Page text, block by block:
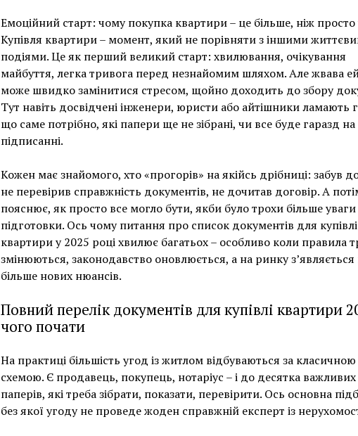
Емоційний старт: чому покупка квартири – це більше, ніж просто
Купівля квартири – момент, який не порівняти з іншими
подіями. Це як перший великий старт: хвилювання, очікування
майбуття, легка тривога перед незнайомим шляхом. Але жвава
може швидко замінитися стресом, щойно доходить до збору
Тут навіть досвідчені інженери, юристи або айтішники ламають
що саме потрібно, які папери ще не зібрані, чи все буде гаразд на
підписанні.
Кожен має знайомого, хто «прогорів» на якійсь дрібниці: забув
не перевірив справжність документів, не дочитав договір. А
пояснює, як просто все могло бути, якби було трохи більше
підготовки. Ось чому питання про список документів для купівлі
квартири у 2025 році хвилює багатьох – особливо коли правила
змінюються, законодавство оновлюється, а на ринку з’являється
більше нових нюансів.
Повний перелік документів для купівлі квартири
чого почати
На практиці більшість угод із житлом відбуваються за класичною
схемою. Є продавець, покупець, нотаріус – і до десятка важливих
паперів, які треба зібрати, показати, перевірити. Ось основна
без якої угоду не проведе жоден справжній експерт із